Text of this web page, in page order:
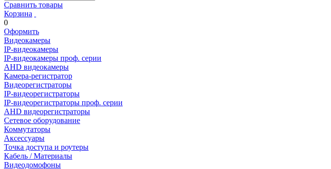
Сравнить товары
Корзина
0
Оформить
Видеокамеры
IP-видеокамеры
IP-видеокамеры проф. серии
AHD видеокамеры
Камера-регистратор
Видеорегистраторы
IP-видеорегистраторы
IP-видеорегистраторы проф. серии
AHD видеорегистраторы
Сетевое оборудование
Коммутаторы
Аксессуары
Точка доступа и роутеры
Кабель / Материалы
Видеодомофоны